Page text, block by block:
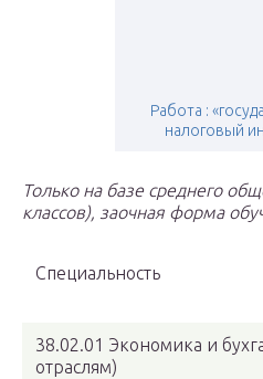
Работа :
налоговый
Только на базе среднего
классов), заочная форма
Специальность
38.02.01 Экономика и
отраслям)